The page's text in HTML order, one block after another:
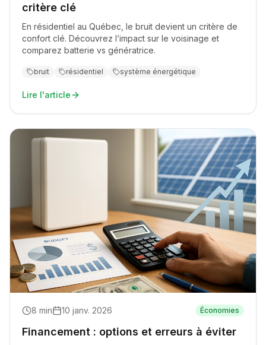
critère clé
En résidentiel au Québec, le bruit devient un critère de
confort clé. Découvrez l’impact sur le voisinage et
comparez batterie vs génératrice.
bruit résidentiel système énergétique
Lire l'article
8 min 10 janv. 2026 Économies
Financement : options et erreurs à éviter